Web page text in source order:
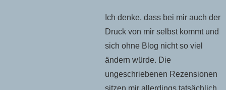
Ich denke, dass bei mir auch der
Druck von mir selbst kommt und
sich ohne Blog nicht so viel
ändern würde. Die
ungeschriebenen Rezensionen
sitzen mir allerdings tatsächlich